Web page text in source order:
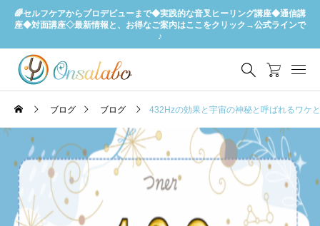
🌈セルフケアからプロデビューまで◆実践的な音叉ヒーリング講座◆通信講
座◆対面講座◇最新情報と、お得なご案内はここをクリック→公式ラインで
♪
ブログ ブログ 432Hzの効果と宇宙の神秘と呼ばれるワケ